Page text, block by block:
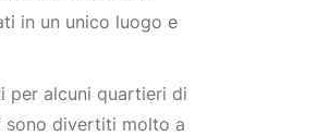
in un unico luogo e
per alcuni quartieri di
sono divertiti molto a